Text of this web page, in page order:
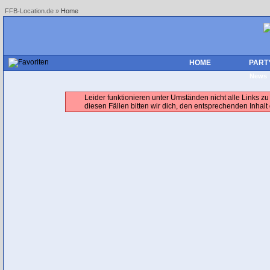
FFB-Location.de » Home
HOME
News
Leider funktionieren unter Umständen nicht alle Links
diesen Fällen bitten wir dich, den entsprechenden